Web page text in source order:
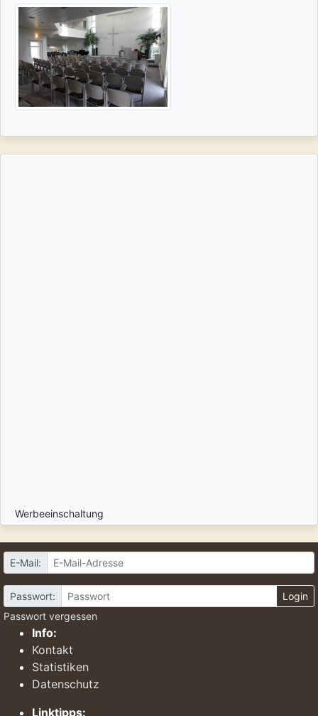
Werbeeinschaltung
E-Mail:
Passwort:
Login
Passwort vergessen
Info:
Kontakt
Statistiken
Datenschutz
Linktipps: